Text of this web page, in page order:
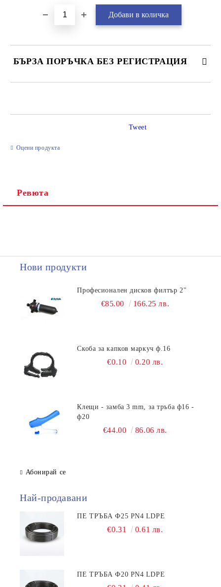
БЪРЗА ПОРЪЧКА БЕЗ РЕГИСТРАЦИЯ
Оцени продукта
Tweet
Ревюта
Нови продукти
Професионален дисков филтър 2"
€85.00 166.25 лв.
Скоба за капков маркуч ф.16
€0.10 0.20 лв.
Клещи - замба 3 mm, за тръба ф16 -
ф20
€44.00 86.06 лв.
Абонирай се
Най-продавани
ПЕ ТРЪБА Ф25 PN4 LDPE
€0.31 0.61 лв.
ПЕ ТРЪБА Ф20 PN4 LDPE